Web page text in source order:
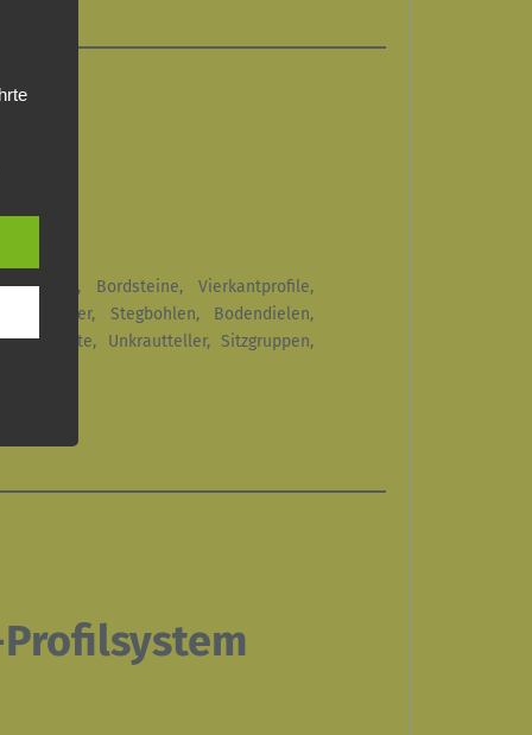
Bordsteine, Vierkantprofile,
Geländer, Stegbohlen, Bodendielen,
Unkrautteller, Sitzgruppen,
Profilsystem